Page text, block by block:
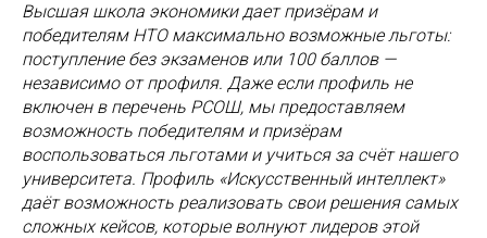
Высшая школа экономики дает призёрам и
победителям НТО максимально возможные льготы:
поступление без экзаменов или 100 баллов —
независимо от профиля. Даже если профиль не
включен в перечень РСОШ, мы предоставляем
возможность победителям и призёрам
воспользоваться льготами и учиться за счёт нашего
университета. Профиль «Искусственный интеллект»
даёт возможность реализовать свои решения самых
сложных кейсов, которые волнуют лидеров этой